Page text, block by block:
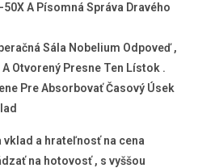
A Písomná Správa Dravého
Sála Nobelium Odpoveď ,
Otvorený Presne Ten Lístok .
Pre Absorbovať Časový Úsek
vklad a hrateľnosť na cena
na hotovosť , s vyššou